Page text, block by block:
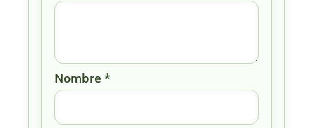
Nombre *